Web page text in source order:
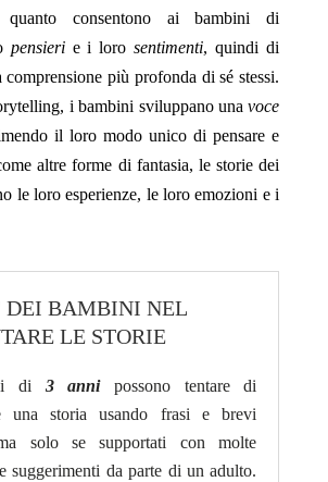
quanto consentono ai bambini di
pensierie i lorosentimenti, quindi di
comprensione più profonda di sé stessi.
i bambini sviluppano unavoce
il loro modo unico di pensare e
altre forme di fantasia, le storie dei
le loro esperienze, le loro emozioni e i
DEI BAMBINI NEL
LE STORIE
di 3 anni possono tentare di
una storia usando frasi e brevi
solo se supportati con molte
suggerimenti da parte di un adulto.